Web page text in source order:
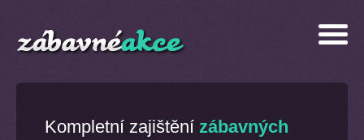
Kompletní zajištění zábavných